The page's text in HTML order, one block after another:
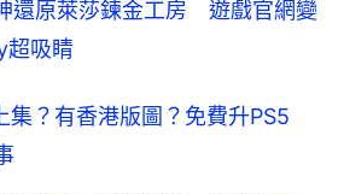
還原萊莎鍊金工房　遊戲官網變
超吸睛
？有香港版圖？免費升PS5